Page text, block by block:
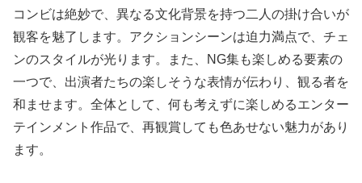
コンビは絶妙で、異なる文化背景を持つ二人の掛け合いが
観客を魅了します。アクションシーンは迫力満点で、チェ
ンのスタイルが光ります。また、NG集も楽しめる要素の
一つで、出演者たちの楽しそうな表情が伝わり、観る者を
和ませます。全体として、何も考えずに楽しめるエンター
テインメント作品で、再観賞しても色あせない魅力があり
ます。